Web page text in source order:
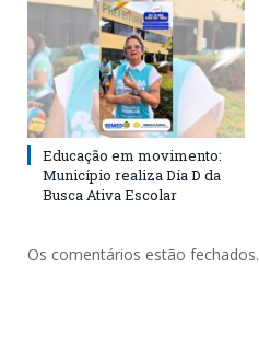
Educação em movimento:
Município realiza Dia D da
Busca Ativa Escolar
Os comentários estão fechados.